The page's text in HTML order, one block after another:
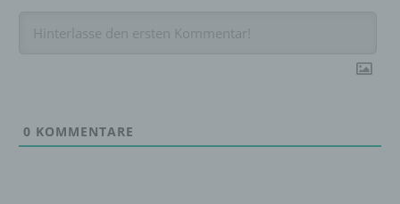
0 KOMMENTARE
Profiling ist jede Art der automatisierten
zu bewerten, insbesondere, um Aspekte